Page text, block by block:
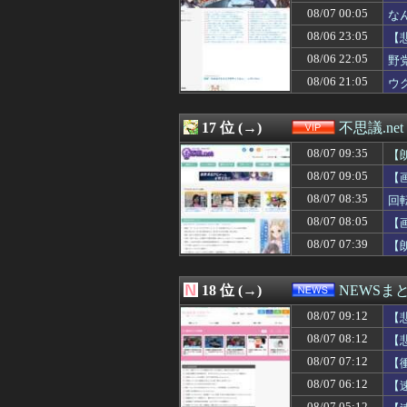
08/07 00:05
な
08/06 23:05
08/06 22:05
野
08/06 21:05
ウ
17 位 (→) 不思議
08/07 09:35
08/07 09:05
08/07 08:35
回
08/07 08:05
08/07 07:39
18 位 (→) NEWSま
08/07 09:12
08/07 08:12
08/07 07:12
08/07 06:12